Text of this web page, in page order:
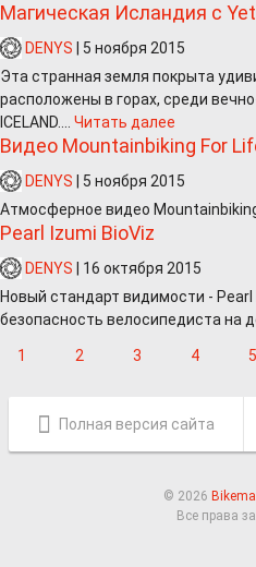
Магическая Исландия с
DENYS
5 ноября 2015
Эта странная земля покрыта
расположены в горах, среди
ICELAND.... Читать далее
Видео Mountainbiking For
DENYS
5 ноября 2015
Атмосферное видео
Pearl Izumi BioViz
DENYS
16 октября 2015
Новый стандарт видимости - Pearl
безопасность велосипедиста на
1 2 3 4 5
Полная версия сайта
© 2026
Все права